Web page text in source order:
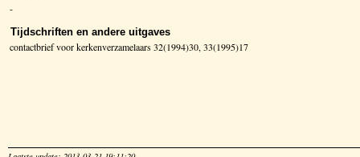
-
Tijdschriften en andere uitgaves
contactbrief voor kerkenverzamelaars 32(1994)30, 33(1995)17